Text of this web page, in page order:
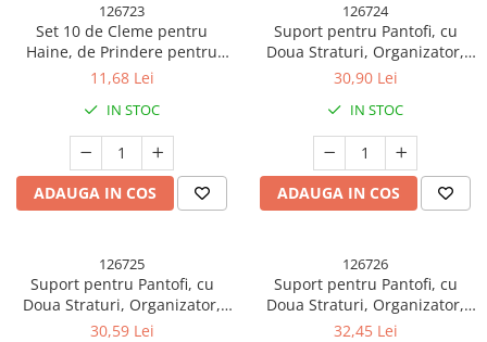
126723
Set 10 de Cleme pentru
Haine, de Prindere pentru
Pantaloni, Atasabile la
Maro
11,68 Lei
IN STOC
ADAUGA IN COS
126724
Suport pentru Pantofi, cu
Doua Straturi, Organizator,
Antiderapant ?i Durabil,
30,90 Lei
IN STOC
ADAUGA IN COS
126725
Suport pentru Pantofi, cu
Doua Straturi, Organizator,
Antiderapant ?i Durabil,
30,59 Lei
126726
Suport pentru Pantofi, cu
Doua Straturi, Organizator,
Antiderapant ?i Durabil,
32,45 Lei